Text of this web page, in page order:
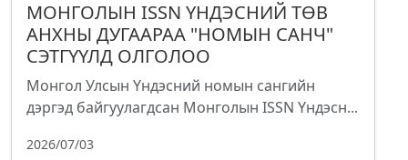
МОНГОЛЫН ISSN ҮНДЭСНИЙ ТӨВ
АНХНЫ ДУГААРАА "НОМЫН САНЧ"
СЭТГҮҮЛД ОЛГОЛОО
Монгол Улсын Үндэсний номын сангийн
дэргэд байгуулагдсан Монголын ISSN Үндэсн...
2026/07/03